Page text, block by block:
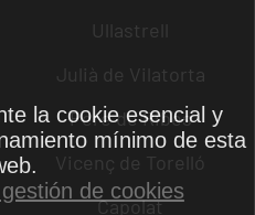
Ullastrell
Julià de Vilatorta
Pere de Ribes
Vicenç de Torelló
Capolat
la cookie esencial y
mínimo de esta
de cookies